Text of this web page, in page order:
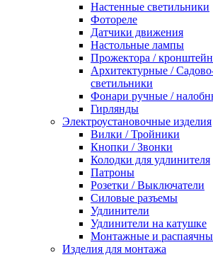
Настенные светильники
Фотореле
Датчики движения
Настольные лампы
Прожектора /
Архитектурные /
светильники
Фонари ручные /
Гирлянды
Электроустановочные изделия
Вилки / Тройники
Кнопки / Звонки
Колодки для удлинителя
Патроны
Розетки / Выключатели
Силовые разъемы
Удлинители
Удлинители на катушке
Монтажные и
Изделия для монтажа